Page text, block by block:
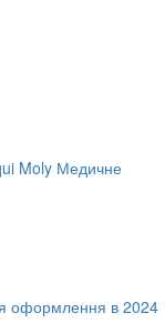
Moly Медичне
оформлення в 2024